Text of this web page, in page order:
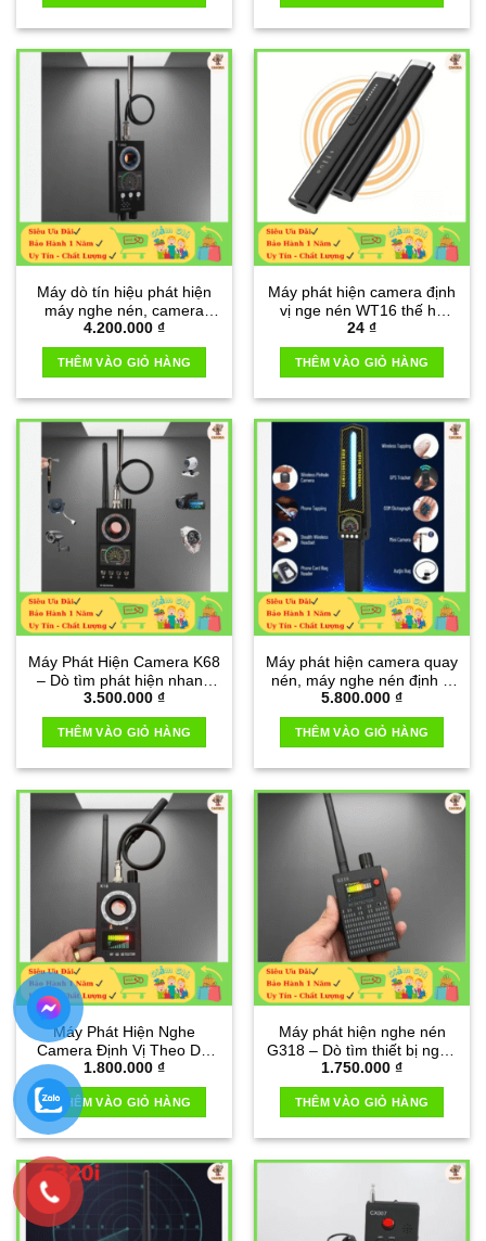
Máy dò tín hiệu phát hiện
máy nghe nén, camera
quay trộm T9000
4.200.000 ₫
THÊM VÀO GIỎ HÀNG
Máy phát hiện camera định
vị nge nén WT16 thế hệ
mới
24 ₫
THÊM VÀO GIỎ HÀNG
Máy Phát Hiện Camera K68
– Dò tìm phát hiện nhanh
chóng
3.500.000 ₫
THÊM VÀO GIỎ HÀNG
Máy phát hiện camera quay
nén, máy nghe nén định vị
S699
5.800.000 ₫
THÊM VÀO GIỎ HÀNG
Máy Phát Hiện Nghe
Camera Định Vị Theo Dõi
K18- Thế Hệ Mới
1.800.000 ₫
THÊM VÀO GIỎ HÀNG
Máy phát hiện nghe nén
G318 – Dò tìm thiết bị nghe
nhanh nhất
1.750.000 ₫
THÊM VÀO GIỎ HÀNG